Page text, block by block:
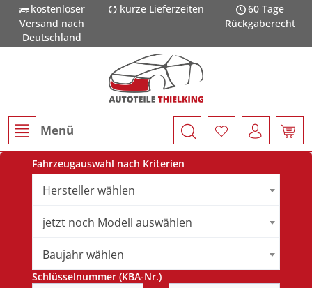
kostenloser
Versand nach
Deutschland
kurze Lieferzeiten
60 Tage
Rückgaberecht
Menü
Fahrzeugauswahl nach Kriterien
Hersteller wählen
jetzt noch Modell auswählen
Baujahr wählen
Schlüsselnummer (KBA-Nr.)